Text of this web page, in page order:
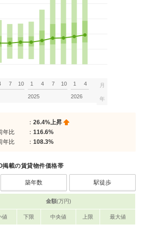
7 10 1 4 7 10
2025
1 4
2026
月
年
： 26.4%上昇
年比
： 116.6%
年比
： 108.3%
載の賃貸物件価格帯
築年数 駅徒歩
金額(万円)
値 下限 中央値 上限 最大値